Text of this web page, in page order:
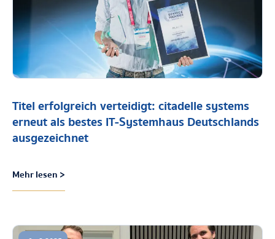
Titel erfolgreich verteidigt: citadelle systems
erneut als bestes IT-Systemhaus Deutschlands
ausgezeichnet
Mehr lesen >